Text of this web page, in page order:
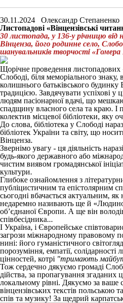
30.11.2024 Олександр Степаненко
Листопадові «Вінцензівські
30 листопада, у 136-у річницю
Вінценза, його родинне село,
шанувальників творчості
Щорічне проведення листопадових
Слободі, біля меморіального знаку,
колишнього батьківського
традицією. Завдячувати успіхові у
людям пасіонарної вдачі, що
спадщину власного села та краю. І
колектив місцевої бібліотеки,
До слова, бібліотека у Слободі
бібліотек України та світу, що
Вінценза.
Звернімо увагу - ця діяльність
будь-якого державного або
чистим виявом громадянської
культури.
Глибоке ознайомлення з
публіцистичним та епістолярним
сьогодні вбачається актуальним,
недаремно називають ще й
об’єднаної Європи. А ще він
співбесідника...
І Україна, і Європейське
загрози міжнародному правовому
нині: його гуманістичного
порозуміння, емпатії, солідарності
цінностей, котрі "тримають
Тож сердечно дякуємо громаді
дійства, за пропагування згаданих
локальному рівні. Дякуємо за
вінцензівських текстів польською
спів та музику! За щедрий